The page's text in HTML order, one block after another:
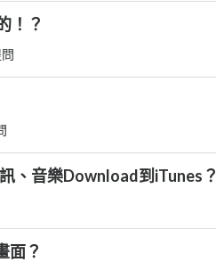
！？
、音樂Download到iTunes？
面？